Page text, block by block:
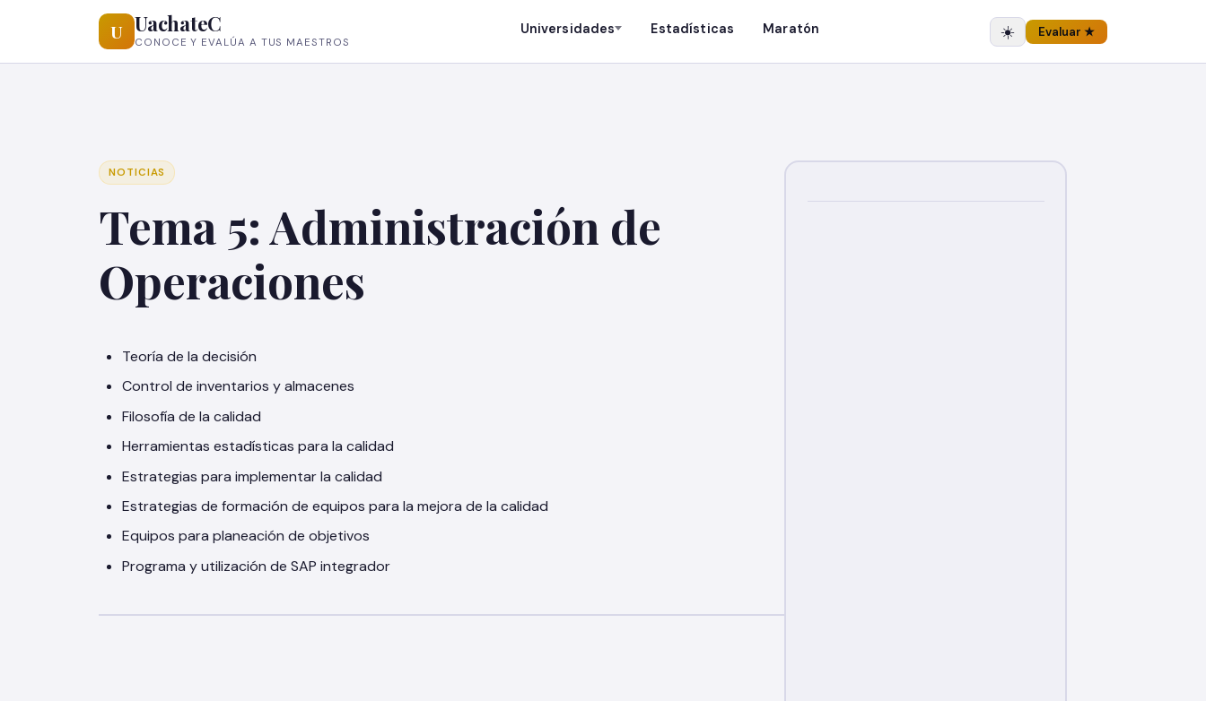
U UachateC
CONOCE Y EVALÚA A TUS MAESTROS
Universidades Estadísticas Maratón ☀️ Evaluar ★
NOTICIAS
Tema 5: Administración de
Operaciones
Teoría de la decisión
Control de inventarios y almacenes
Filosofía de la calidad
Herramientas estadísticas para la calidad
Estrategias para implementar la calidad
Estrategias de formación de equipos para la mejora de la calidad
Equipos para planeación de objetivos
Programa y utilización de SAP integrador